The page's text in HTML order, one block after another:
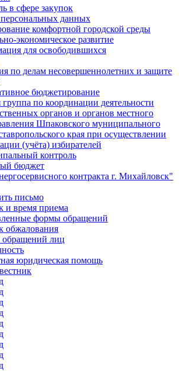
в сфере закупок
данных
комфортной городской среды
экономическое развитие
для освободившихся
по делам несовершеннолетних и защите
бюджетирование
группа по координации деятельности
органов и органов местного
Шпаковского муниципального
края при осуществлении
(учёта) избирателей
контроль
бюджет
контракта г. Михайловск"
письмо
и время приема
формы обращений
обжалования
лиц
юридическая помощь